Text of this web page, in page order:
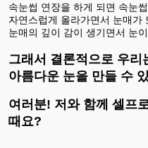
속눈썹 연장을 하게 되면 속눈
자연스럽게 올라가면서 눈매가
눈매의 깊이 감이 생기면서 눈
그래서 결론적으로 우리
아름다운 눈을 만들 수
여러분! 저와 함께 셀프
때요?